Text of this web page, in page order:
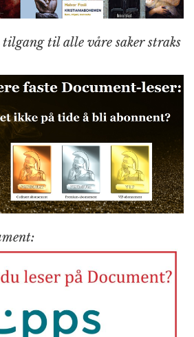
til alle våre saker straks